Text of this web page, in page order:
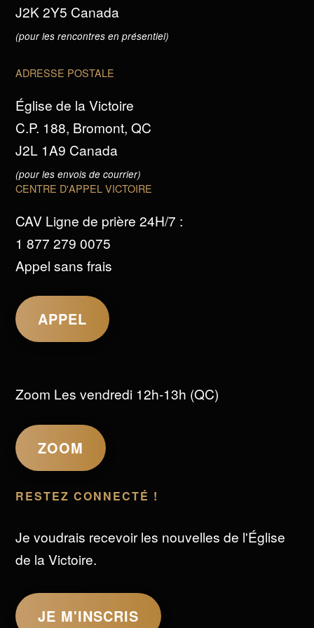
J2K 2Y5 Canada
(pour les rencontres en présentiel)
ADRESSE POSTALE
Église de la Victoire
C.P. 188, Bromont, QC
J2L 1A9 Canada
(pour les envois de courrier)
CENTRE D'APPEL VICTOIRE
CAV Ligne de prière 24H/7 :
1 877 279 0075
Appel sans frais
APPEL
Zoom Les vendredi 12h-13h (QC)
ZOOM
RESTEZ CONNECTÉ !
Je voudrais recevoir les nouvelles de l'Église
de la Victoire.
JE M'INSCRIS